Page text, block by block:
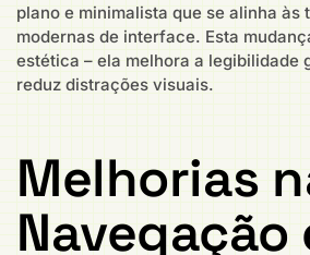
plano e minimalista que se alinha às
modernas de interface. Esta
estética – ela melhora a legibilidade
reduz distrações visuais.
Melhorias
Navegação